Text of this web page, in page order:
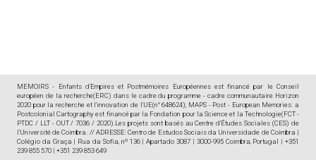
MEMOIRS - Enfants d'Empires et Postmémoires Européennes est financé par le Conseil
européen de la recherche(ERC) dans le cadre du programme - cadre communautaire Horizon
2020 pour la recherche et l'innovation de l'UE(n° 648624); MAPS - Post - European Memories: a
Postcolonial Cartography est financé par la Fondation pour la Science et la Technologie(FCT -
PTDC / LLT - OUT / 7036 / 2020).Les projets sont basés au Centre d'Études Sociales (CES) de
l'Université de Coimbra. // ADRESSE: Centro de Estudos Sociais da Universidade de Coimbra |
Colégio da Graça | Rua da Sofia, nº 136 | Apartado 3087 | 3000-995 Coimbra, Portugal | +351
239 855 570 | +351 239 853 649